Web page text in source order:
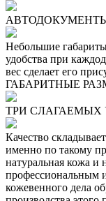
Небольшие
удобства при
вес сделает его
ГАБАРИТНЫЕ
ТРИ СЛАГАЕМЫХ
Качество
именно по такому
натуральная кожа и
профессиональным
кожевенного дела